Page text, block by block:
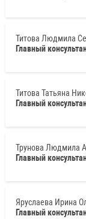
Титова Людмила
Главный
Титова Татьяна
Главный
Трунова Людмила
Главный
Яруслаева Ирина
Главный